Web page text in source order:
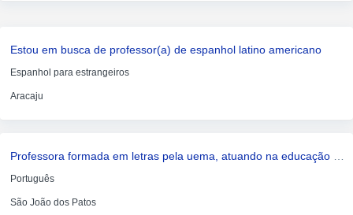
Estou em busca de professor(a) de espanhol latino americano
Espanhol para estrangeiros
Aracaju
Português
São João dos Patos